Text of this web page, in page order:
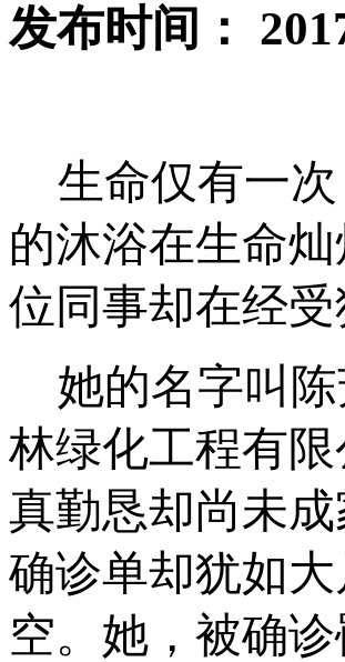
发布时间：
生命仅有一
的沐浴在生命
位同事却在经
她的名字叫
林绿化工程有
真勤恳却尚未
确诊单却犹如
空。她，被确